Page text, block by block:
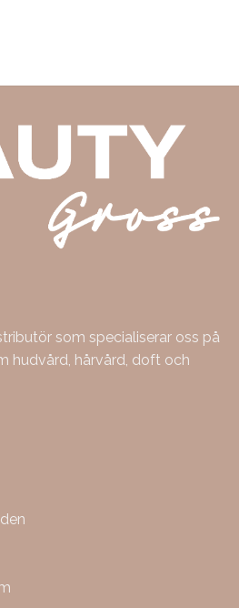
som specialiserar oss på
hudvård, hårvård, doft och